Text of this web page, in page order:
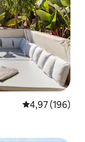
Průměrné
4,97 (196)